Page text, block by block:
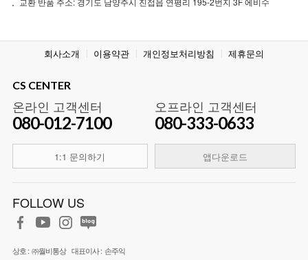
회사소개 이용약관 개인정보처리방침 제휴문의
CS CENTER
온라인 고객센터
080-012-7100
1:1 문의하기
오프라인 고객센터
080-333-0633
앱다운로드
FOLLOW US
상호 : ㈜월비통상 대표이사 : 손주익